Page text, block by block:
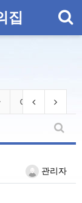
집
이삭의집
이전 그룹
다음
새글
등록자관리자